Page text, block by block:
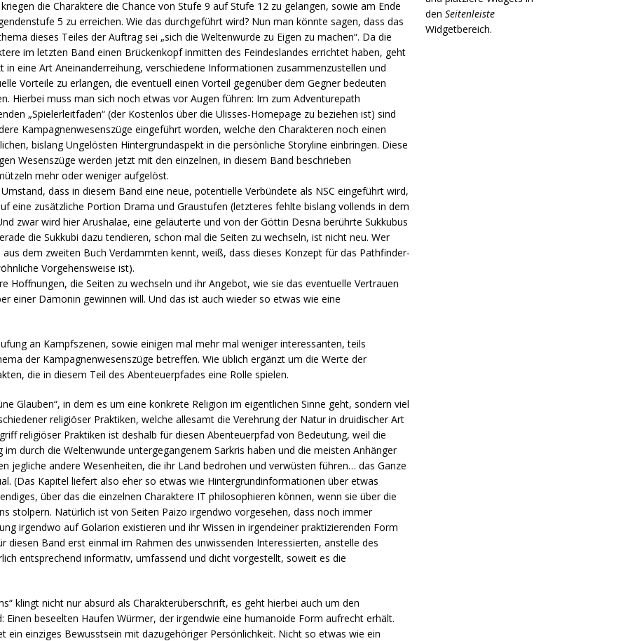
die Charaktere die Chance von Stufe 9 auf Stufe 12 zu gelangen, sowie am Ende
5 zu erreichen. Wie das durchgeführt wird? Nun man könnte sagen, dass das
dieses Teiles der Auftrag sei „sich die Weltenwurde zu Eigen zu machen“. Da die
im letzten Band einen Brückenkopf inmitten des Feindeslandes errichtet haben, geht
in eine Art Aneinanderreihung, verschiedene Informationen zusammenzustellen und
Vorteile zu erlangen, die eventuell einen Vorteil gegenüber dem Gegner bedeuten
Hierbei muss man sich noch etwas vor Augen führen: Im zum Adventurepath
„Spielerleitfaden“ (der Kostenlos über die Ulisses-Homepage zu beziehen ist) sind
Kampagnenwesenszüge eingeführt worden, welche den Charakteren noch einen
bislang Ungelösten Hintergrundaspekt in die persönliche Storyline einbringen. Diese
Wesenszüge werden jetzt mit den einzelnen, in diesem Band beschrieben
mehr oder weniger aufgelöst.
dass in diesem Band eine neue, potentielle Verbündete als NSC eingeführt wird,
eine zusätzliche Portion Drama und Graustufen (letzteres fehlte bislang vollends in dem
zwar wird hier Arushalae, eine geläuterte und von der Göttin Desna berührte Sukkubus
die Sukkubi dazu tendieren, schon mal die Seiten zu wechseln, ist nicht neu. Wer
dem zweiten Buch Verdammten kennt, weiß, dass dieses Konzept für das Pathfinder-
Vorgehensweise ist).
Hoffnungen, die Seiten zu wechseln und ihr Angebot, wie sie das eventuelle Vertrauen
einer Dämonin gewinnen will. Und das ist auch wieder so etwas wie eine
an Kampfszenen, sowie einigen mal mehr mal weniger interessanten, teils
der Kampagnenwesenszüge betreffen. Wie üblich ergänzt um die Werte der
die in diesem Teil des Abenteuerpfades eine Rolle spielen.
Glauben“, in dem es um eine konkrete Religion im eigentlichen Sinne geht, sondern viel
religiöser Praktiken, welche allesamt die Verehrung der Natur in druidischer Art
religiöser Praktiken ist deshalb für diesen Abenteuerpfad von Bedeutung, weil die
im durch die Weltenwunde untergegangenem Sarkris haben und die meisten Anhänger
jegliche andere Wesenheiten, die ihr Land bedrohen und verwüsten führen… das Ganze
(Das Kapitel liefert also eher so etwas wie Hintergrundinformationen über etwas
über das die einzelnen Charaktere IT philosophieren können, wenn sie über die
stolpern. Natürlich ist von Seiten Paizo irgendwo vorgesehen, dass noch immer
irgendwo auf Golarion existieren und ihr Wissen in irgendeiner praktizierenden Form
Band erst einmal im Rahmen des unwissenden Interessierten, anstelle des
entsprechend informativ, umfassend und dicht vorgestellt, soweit es die
klingt nicht nur absurd als Charakterüberschrift, es geht hierbei auch um den
Einen beseelten Haufen Würmer, der irgendwie eine humanoide Form aufrecht erhält.
ein einziges Bewusstsein mit dazugehöriger Persönlichkeit. Nicht so etwas wie ein
denSeitenleiste
Widgetbereich.